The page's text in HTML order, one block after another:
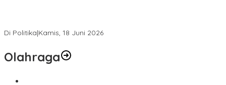
Di Politika|Kamis, 18 Juni 2026
Olahraga